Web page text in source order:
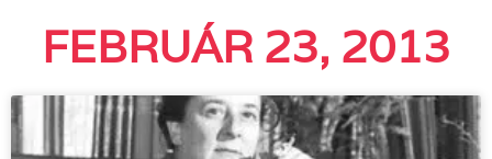
FEBRUÁR 23, 2013